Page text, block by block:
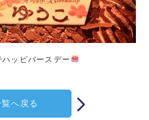
ッピバースデー
覧へ戻る